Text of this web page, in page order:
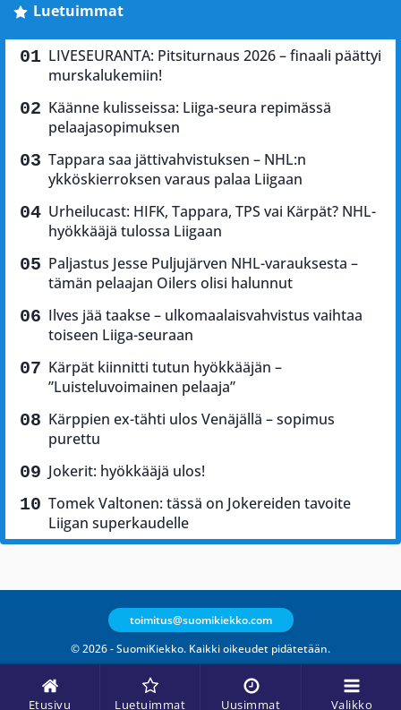
Etusivu Luetuimmat Uusimmat Valikko
Luetuimmat
LIVESEURANTA: Pitsiturnaus 2026 – finaali päättyi
murskalukemiin!
Käänne kulisseissa: Liiga-seura repimässä
pelaajasopimuksen
Tappara saa jättivahvistuksen – NHL:n
ykköskierroksen varaus palaa Liigaan
Urheilucast: HIFK, Tappara, TPS vai Kärpät? NHL-
hyökkääjä tulossa Liigaan
Paljastus Jesse Puljujärven NHL-varauksesta –
tämän pelaajan Oilers olisi halunnut
Ilves jää taakse – ulkomaalaisvahvistus vaihtaa
toiseen Liiga-seuraan
Kärpät kiinnitti tutun hyökkääjän –
”Luisteluvoimainen pelaaja”
Kärppien ex-tähti ulos Venäjällä – sopimus
purettu
Jokerit: hyökkääjä ulos!
Tomek Valtonen: tässä on Jokereiden tavoite
Liigan superkaudelle
© 2026 - SuomiKiekko. Kaikki oikeudet pidätetään.
toimitus@suomikiekko.com